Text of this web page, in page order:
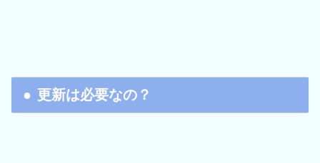
更新は必要なの？